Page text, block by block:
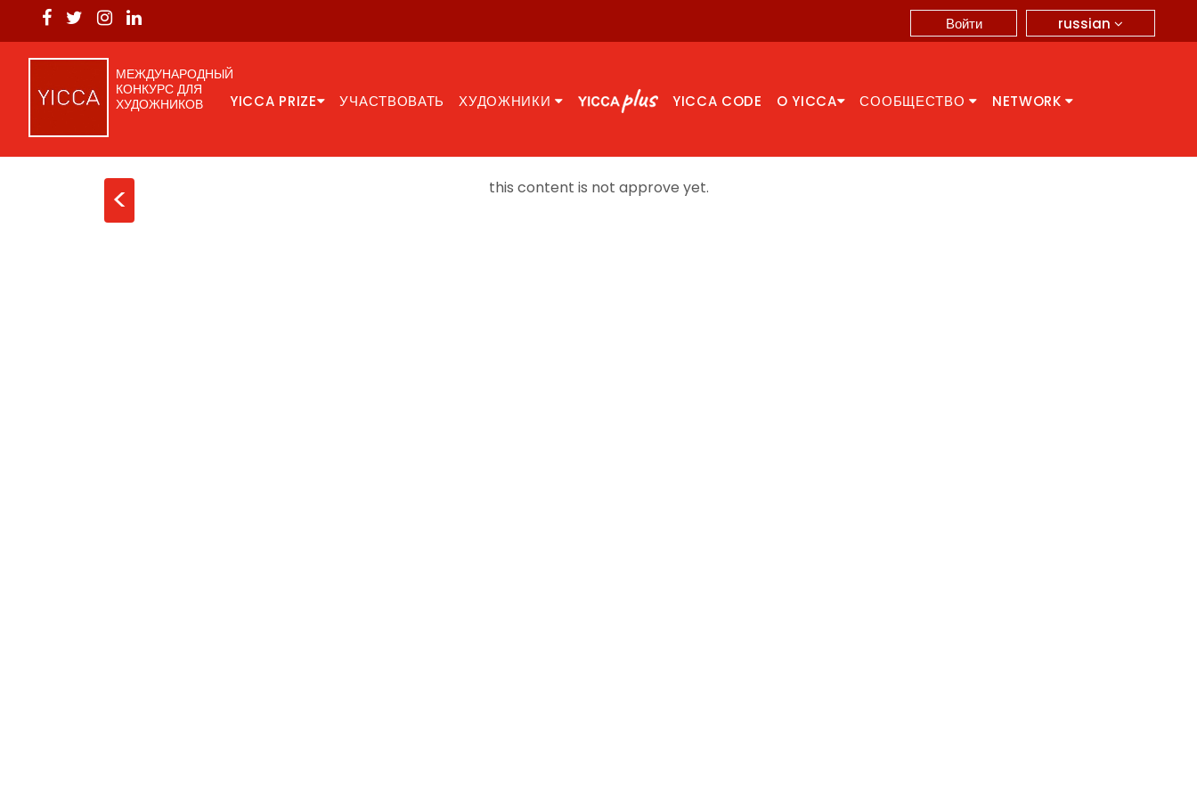
russian
Войти
МЕЖДУНАРОДНЫЙ
КОНКУРС ДЛЯ
ХУДОЖНИКОВ
YICCA PRIZE УЧАСТВОВАТЬ ХУДОЖНИКИ YICCA CODE O YICCA СООБЩЕСТВО NETWORK
< this content is not approve yet.